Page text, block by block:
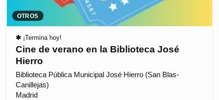
OTROS
✱ ¡Termina hoy!
Cine de verano en la Biblioteca José
Hierro
Biblioteca Pública Municipal José Hierro (San Blas-
Canillejas)
Madrid